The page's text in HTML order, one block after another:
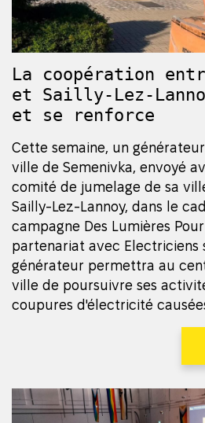
La coopération
et Sailly-Lez-
et se renforce
Cette semaine, un
ville de Semenivka, envoyé
comité de jumelage de sa
Sailly-Lez-Lannoy, dans le
campagne Des Lumières
partenariat avec Electriciens
générateur permettra au
ville de poursuivre ses
coupures d'électricité